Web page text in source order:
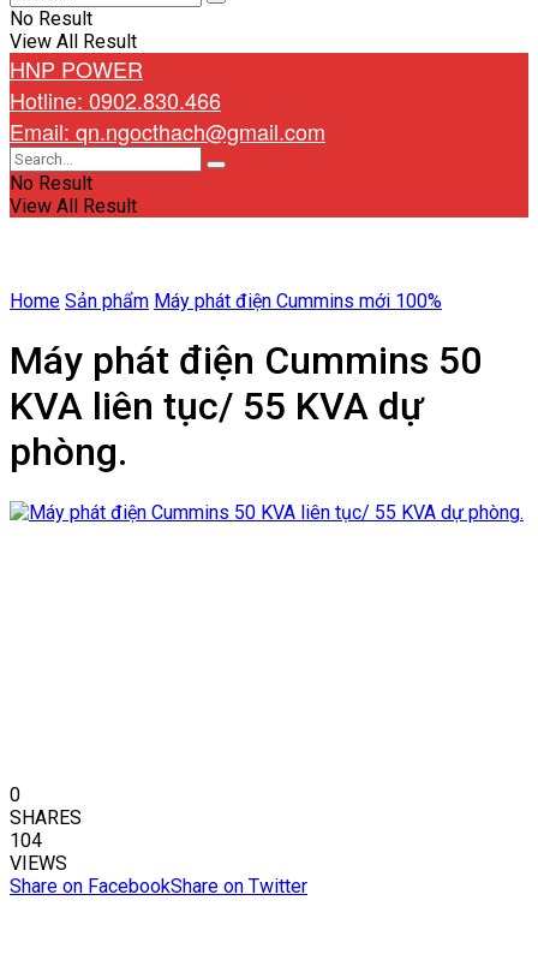
No Result
View All Result
HNP POWER
Hotline: 0902.830.466
Email: qn.ngocthach@gmail.com
No Result
View All Result
Home Sản phẩm Máy phát điện Cummins mới 100%
Máy phát điện Cummins 50
KVA liên tục/ 55 KVA dự
phòng.
0
SHARES
104
VIEWS
Share on FacebookShare on Twitter